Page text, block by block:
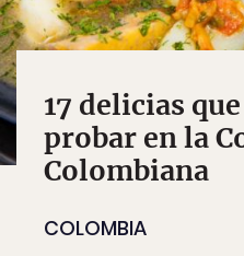
17 delicias
probar en la
Colombiana
COLOMBIA